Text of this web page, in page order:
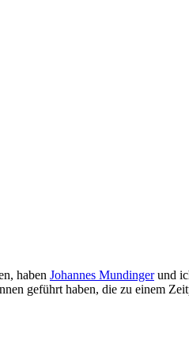
haben Johannes Mundingerund
geführt haben, die zu einem